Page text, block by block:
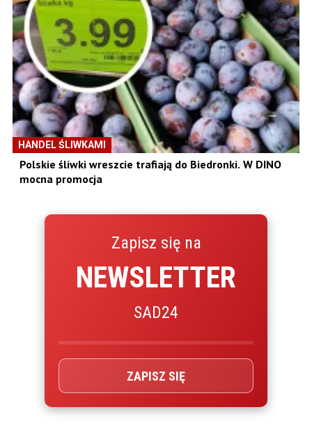
HANDEL ŚLIWKAMI
Polskie śliwki wreszcie trafiają do Biedronki. W DINO
mocna promocja
Zapisz się na
NEWSLETTER
SAD24
ZAPISZ SIĘ